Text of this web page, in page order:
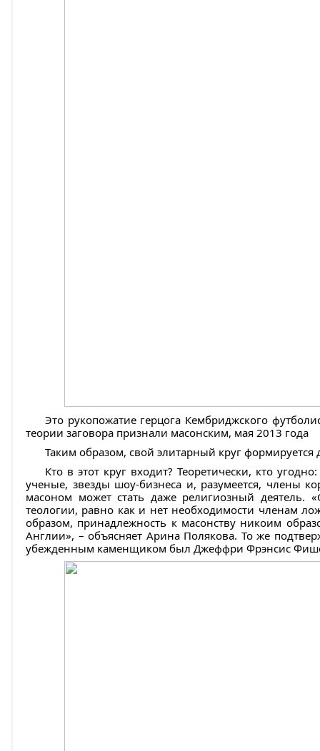
Это рукопожатие герцога Кембриджского
теории заговора признали масонским, мая 2013 года
Таким образом, свой элитарный круг формируется
Кто в этот круг входит? Теоретически, кто
ученые, звезды шоу-бизнеса и, разумеется, члены
масоном может стать даже религиозный деятель.
теологии, равно как и нет необходимости членам
образом, принадлежность к масонству никоим
Англии», – объясняет Арина Полякова. То же
убежденным каменщиком был Джеффри Фрэнсис